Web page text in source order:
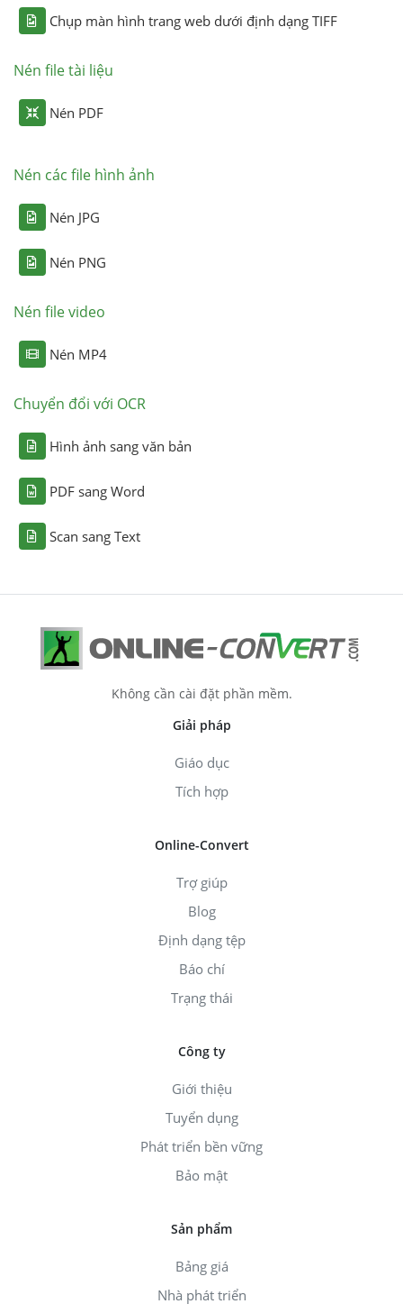
Chụp màn hình trang web dưới định dạng TIFF
Nén file tài liệu
Nén PDF
Nén các file hình ảnh
Nén JPG
Nén PNG
Nén file video
Nén MP4
Chuyển đổi với OCR
Hình ảnh sang văn bản
PDF sang Word
Scan sang Text
Không cần cài đặt phần mềm.
Giải pháp
Giáo dục
Tích hợp
Online-Convert
Trợ giúp
Blog
Định dạng tệp
Báo chí
Trạng thái
Công ty
Giới thiệu
Tuyển dụng
Phát triển bền vững
Bảo mật
Sản phẩm
Bảng giá
Nhà phát triển